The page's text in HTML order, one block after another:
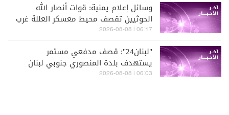
وسائل إعلام يمنية: قوات أنصار الله
الحوثيين تقصف محيط معسكر العللة غرب
مديرية قعطبة في الضالع
06:17 | 2026-08-08
"لبنان24": قصف مدفعي مستمر
يستهدف بلدة المنصوري جنوبي لبنان
06:03 | 2026-08-08